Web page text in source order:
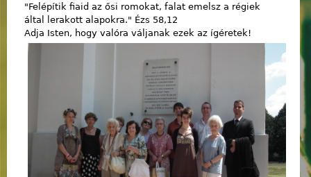
"Felépítik fiaid az ősi romokat, falat emelsz a régiek
által lerakott alapokra." Ézs 58,12
Adja Isten, hogy valóra váljanak ezek az ígéretek!